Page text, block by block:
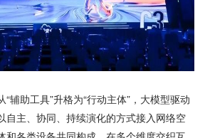
辅助工具”升格为“行动主体”，大模型驱动
自主、协同、持续演化的方式接入网络空